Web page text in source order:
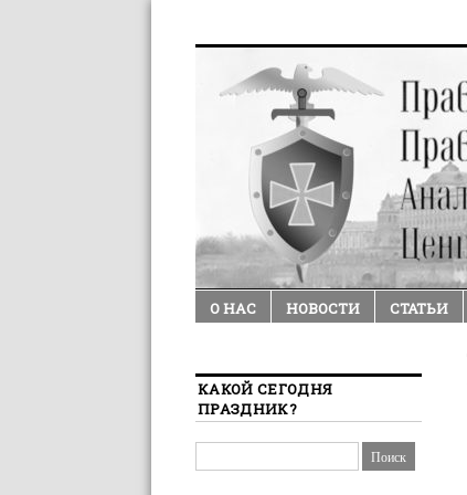
О НАС НОВОСТИ СТАТЬИ
КАКОЙ СЕГОДНЯ
ПРАЗДНИК?